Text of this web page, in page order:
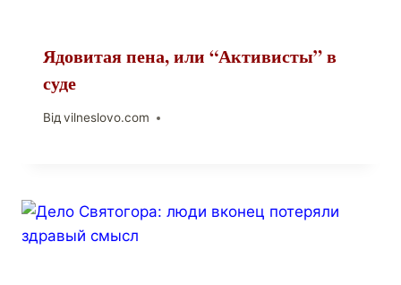
Ядовитая пена, или “Активисты” в
суде
Відvilneslovo.com